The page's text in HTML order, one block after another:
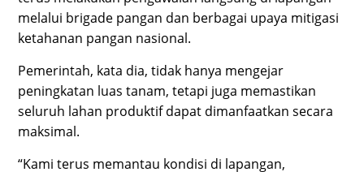
melalui brigade pangan dan berbagai upaya mitigasi
ketahanan pangan nasional.
Pemerintah, kata dia, tidak hanya mengejar
peningkatan luas tanam, tetapi juga memastikan
seluruh lahan produktif dapat dimanfaatkan secara
maksimal.
“Kami terus memantau kondisi di lapangan,